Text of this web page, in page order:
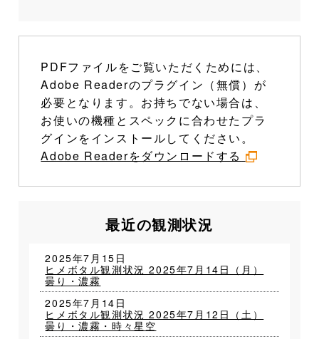
PDFファイルをご覧いただくためには、
Adobe Readerのプラグイン（無償）が
必要となります。お持ちでない場合は、
お使いの機種とスペックに合わせたプラ
グインをインストールしてください。
Adobe Readerをダウンロードする
最近の観測状況
2025年7月15日
ヒメボタル観測状況 2025年7月14日（月）
曇り・濃霧
2025年7月14日
ヒメボタル観測状況 2025年7月12日（土）
曇り・濃霧・時々星空